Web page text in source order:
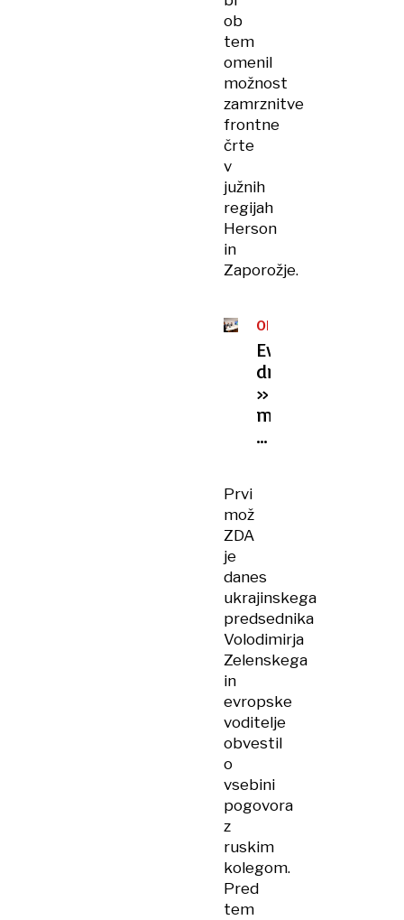
ob
tem
omenil
možnost
zamrznitve
frontne
črte
v
južnih
regijah
Herson
in
Zaporožje.
ODZIVI
NA
SREČANJE
Evropske
države:
»Ukrajina
mora
sama
Prvi
mož
ZDA
je
danes
ukrajinskega
predsednika
Volodimirja
Zelenskega
in
evropske
voditelje
obvestil
o
vsebini
pogovora
z
ruskim
kolegom.
Pred
tem